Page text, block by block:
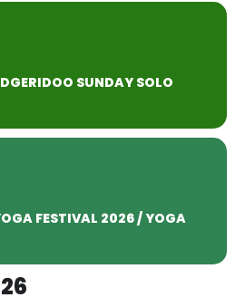
SUNDAY SOLO
FESTIVAL 2026 / YOGA